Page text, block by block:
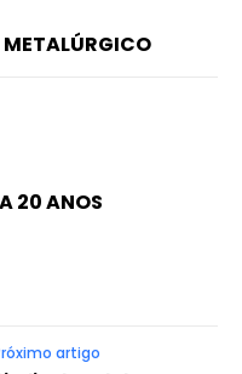
20 ANOS
artigo